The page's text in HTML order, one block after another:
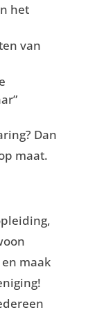
het
van
Dan
maat.
maak